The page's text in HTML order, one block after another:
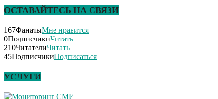
ОСТАВАЙТЕСЬ НА СВЯЗИ
167ФанатыМне нравится
0ПодписчикиЧитать
210ЧитателиЧитать
45ПодписчикиПодписаться
УСЛУГИ